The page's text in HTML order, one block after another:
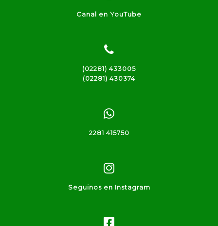
Canal en YouTube
(02281) 433005
(02281) 430374
2281 415750
Seguinos en Instagram